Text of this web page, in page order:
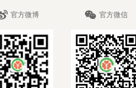
官方微博 官方微信